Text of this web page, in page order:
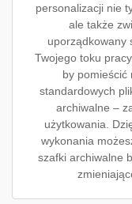
personalizacji nie
ale także
uporządkowany
Twojego toku
by pomieścić
standardowych
archiwalne –
użytkowania.
wykonania
szafki archiwalne